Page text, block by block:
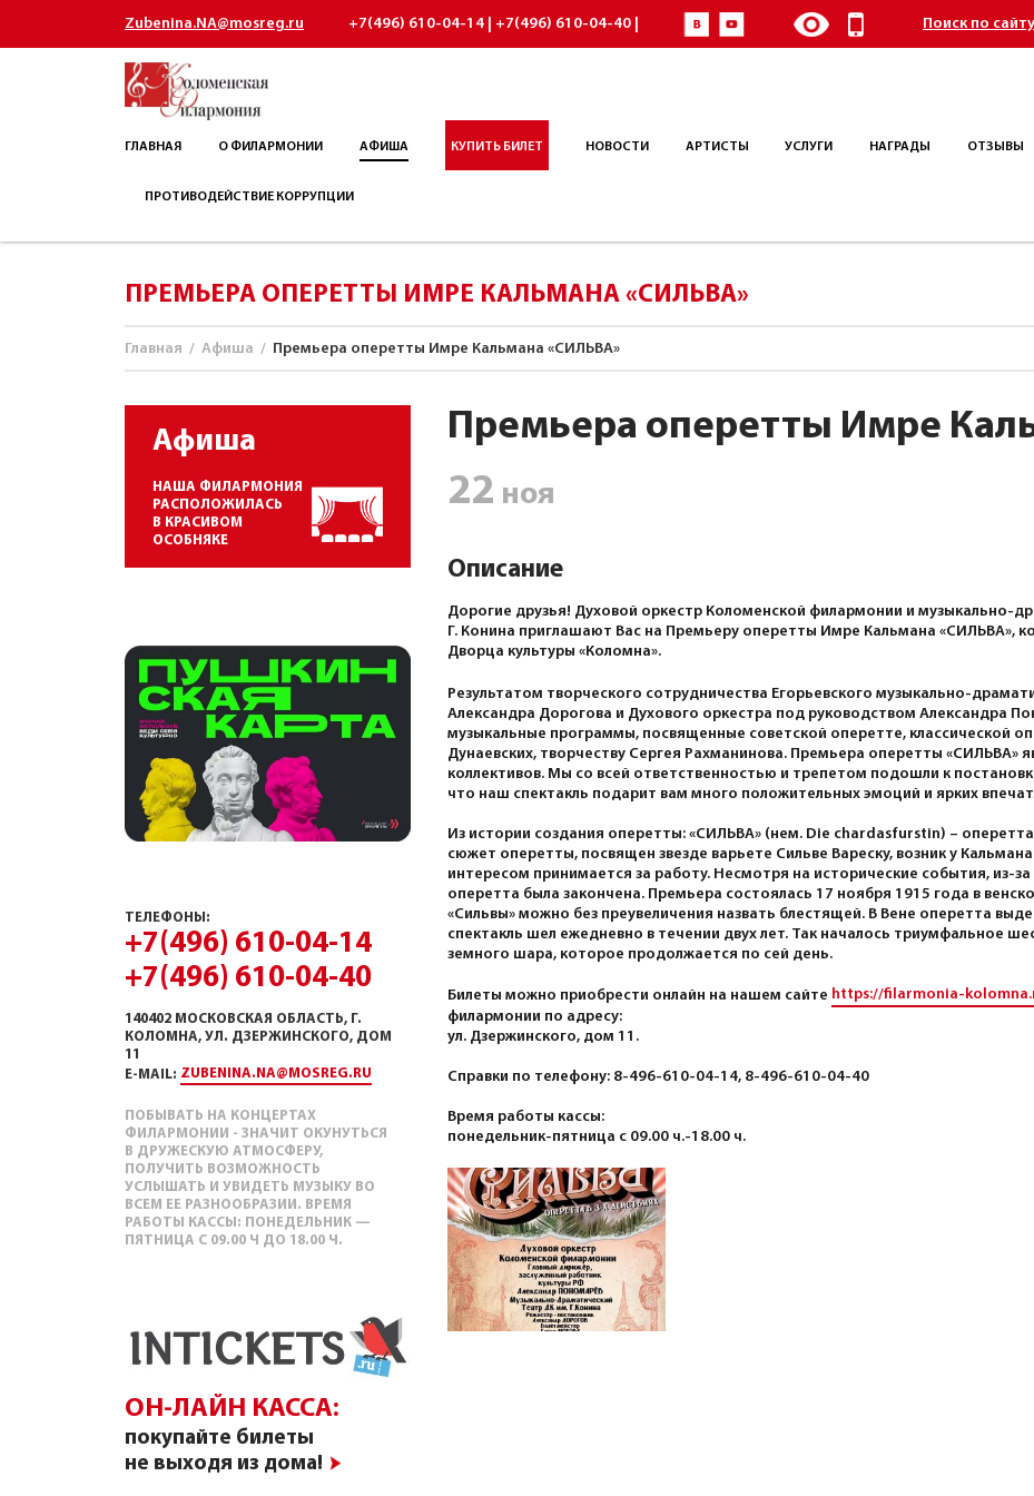
Zubenina.NA@mosreg.ru +7(496) 610-04-14 | +7(496) 610-04-40 | Поиск по сайту
ГЛАВНАЯ О ФИЛАРМОНИИ АФИША КУПИТЬ БИЛЕТ НОВОСТИ АРТИСТЫ УСЛУГИ НАГРАДЫ ОТЗЫВЫ
ПРОТИВОДЕЙСТВИЕ КОРРУПЦИИ
ПРЕМЬЕРА ОПЕРЕТТЫ ИМРЕ КАЛЬМАНА «СИЛЬВА»
Главная / Афиша / Премьера оперетты Имре Кальмана «СИЛЬВА»
Премьера оперетты Имре
22 ноя
Описание
Дорогие друзья! Духовой оркестр Коломенской филармонии и музыкально-
Г. Конина приглашают Вас на Премьеру оперетты Имре Кальмана «СИЛЬВА»,
Дворца культуры «Коломна».
Результатом творческого сотрудничества Егорьевского музыкально-
Александра Дорогова и Духового оркестра под руководством Александра
музыкальные программы, посвященные советской оперетте, классической
Дунаевских, творчеству Сергея Рахманинова. Премьера оперетты «СИЛЬВА»
коллективов. Мы со всей ответственностью и трепетом подошли к
что наш спектакль подарит вам много положительных эмоций и ярких
Из истории создания оперетты: «СИЛЬВА» (нем. Die chardasfurstin) –
сюжет оперетты, посвящен звезде варьете Сильве Вареску, возник у
интересом принимается за работу. Несмотря на исторические события, из-
оперетта была закончена. Премьера состоялась 17 ноября 1915 года в
«Сильвы» можно без преувеличения назвать блестящей. В Вене оперетта
спектакль шел ежедневно в течении двух лет. Так началось триумфальное
земного шара, которое продолжается по сей день.
Билеты можно приобрести онлайн на нашем сайте https://filarmonia-
филармонии по адресу:
ул. Дзержинского, дом 11.
Справки по телефону: 8-496-610-04-14, 8-496-610-04-40
Время работы кассы:
понедельник-пятница с 09.00 ч.-18.00 ч.
Афиша
НАША ФИЛАРМОНИЯ
РАСПОЛОЖИЛАСЬ
В КРАСИВОМ
ОСОБНЯКЕ
ТЕЛЕФОНЫ:
+7(496) 610-04-14
+7(496) 610-04-40
140402 МОСКОВСКАЯ ОБЛАСТЬ, Г.
КОЛОМНА, УЛ. ДЗЕРЖИНСКОГО, ДОМ
11
E-MAIL: ZUBENINA.NA@MOSREG.RU
ПОБЫВАТЬ НА КОНЦЕРТАХ
ФИЛАРМОНИИ - ЗНАЧИТ ОКУНУТЬСЯ
В ДРУЖЕСКУЮ АТМОСФЕРУ,
ПОЛУЧИТЬ ВОЗМОЖНОСТЬ
УСЛЫШАТЬ И УВИДЕТЬ МУЗЫКУ ВО
ВСЕМ ЕЕ РАЗНООБРАЗИИ. ВРЕМЯ
РАБОТЫ КАССЫ: ПОНЕДЕЛЬНИК —
ПЯТНИЦА С 09.00 Ч ДО 18.00 Ч.
ОН-ЛАЙН КАССА:
покупайте билеты
не выходя из дома!